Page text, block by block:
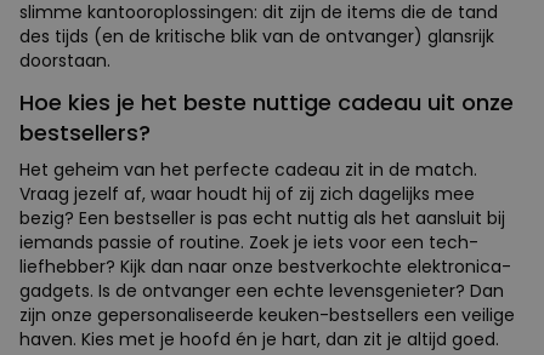
slimme kantooroplossingen: dit zijn de items die de tand
des tijds (en de kritische blik van de ontvanger) glansrijk
doorstaan.
Hoe kies je het beste nuttige cadeau uit onze
bestsellers?
Het geheim van het perfecte cadeau zit in de match.
Vraag jezelf af, waar houdt hij of zij zich dagelijks mee
bezig? Een bestseller is pas echt nuttig als het aansluit bij
iemands passie of routine. Zoek je iets voor een tech-
liefhebber? Kijk dan naar onze bestverkochte elektronica-
gadgets. Is de ontvanger een echte levensgenieter? Dan
zijn onze gepersonaliseerde keuken-bestsellers een veilige
haven. Kies met je hoofd én je hart, dan zit je altijd goed.